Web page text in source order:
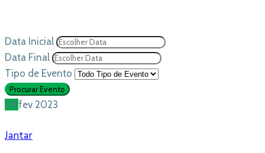
Data Inicial
Data Final
Tipo de Evento
28 fev 2023
Jantar